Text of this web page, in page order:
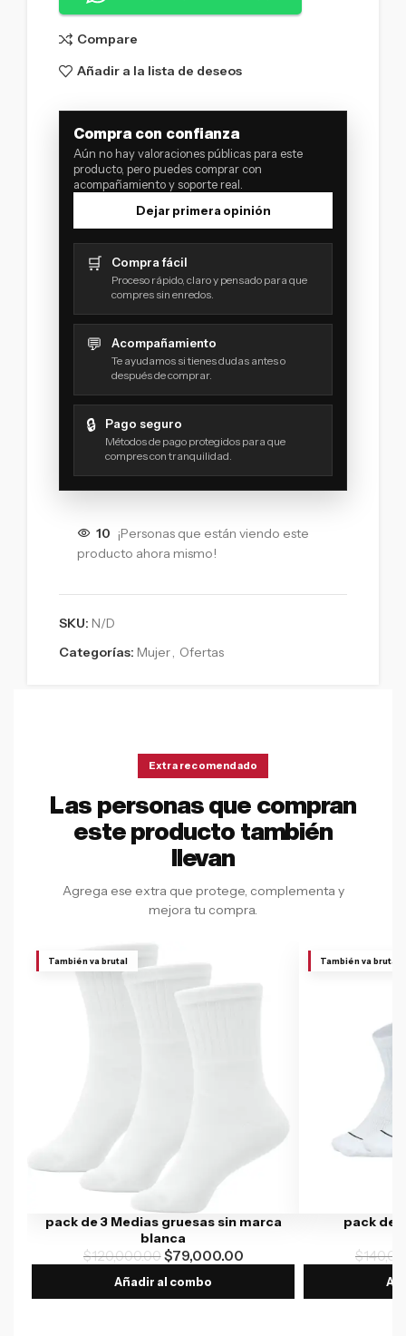
Compare
Añadir a la lista de deseos
Compra con confianza
Aún no hay valoraciones públicas para este
producto, pero puedes comprar con
acompañamiento y soporte real.
Dejar primera opinión
🛒 Compra fácil
Proceso rápido, claro y pensado para que
compres sin enredos.
💬 Acompañamiento
Te ayudamos si tienes dudas antes o
después de comprar.
🔒 Pago seguro
Métodos de pago protegidos para que
compres con tranquilidad.
10 ¡Personas que están viendo este
producto ahora mismo!
SKU: N/D
Categorías: Mujer, Ofertas
Extra recomendado
Las personas que compran
este producto también
llevan
Agrega ese extra que protege, complementa y
mejora tu compra.
También va brutal
pack de 3 Medias gruesas sin marca
blanca
$120,000.00$79,000.00
Añadir al combo
También va brutal
pack de
$